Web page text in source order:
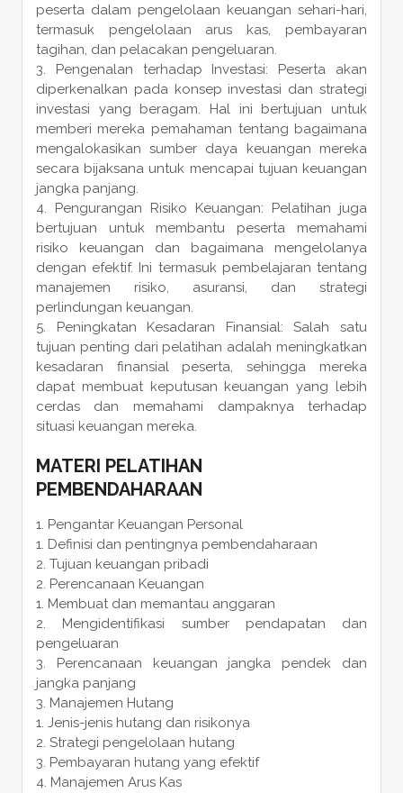
peserta dalam pengelolaan keuangan sehari-hari,
termasuk pengelolaan arus kas, pembayaran
tagihan, dan pelacakan pengeluaran.
Pengenalan terhadap Investasi: Peserta akan
diperkenalkan pada konsep investasi dan strategi
investasi yang beragam. Hal ini bertujuan untuk
memberi mereka pemahaman tentang bagaimana
mengalokasikan sumber daya keuangan mereka
secara bijaksana untuk mencapai tujuan keuangan
jangka panjang.
Pengurangan Risiko Keuangan: Pelatihan juga
bertujuan untuk membantu peserta memahami
risiko keuangan dan bagaimana mengelolanya
dengan efektif. Ini termasuk pembelajaran tentang
manajemen risiko, asuransi, dan strategi
perlindungan keuangan.
Peningkatan Kesadaran Finansial: Salah satu
tujuan penting dari pelatihan adalah meningkatkan
kesadaran finansial peserta, sehingga mereka
dapat membuat keputusan keuangan yang lebih
cerdas dan memahami dampaknya terhadap
situasi keuangan mereka.
MATERI PELATIHAN
PEMBENDAHARAAN
Pengantar Keuangan Personal
Definisi dan pentingnya pembendaharaan
Tujuan keuangan pribadi
Perencanaan Keuangan
Membuat dan memantau anggaran
Mengidentifikasi sumber pendapatan dan
pengeluaran
Perencanaan keuangan jangka pendek dan
jangka panjang
Manajemen Hutang
Jenis-jenis hutang dan risikonya
Strategi pengelolaan hutang
Pembayaran hutang yang efektif
Manajemen Arus Kas